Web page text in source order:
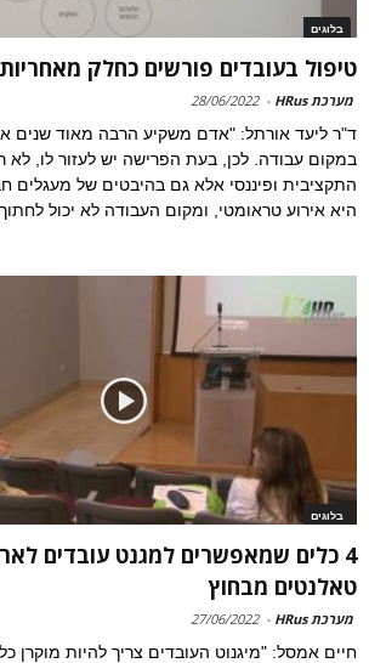
בלוגים
טיפול בעובדים פורשים כחלק
מערכת HRus -
28/06/2022
ד"ר ליעד אורתל: "אדם משקיע הרבה מאוד שנים
במקום עבודה. לכן, בעת הפרישה יש לעזור לו, לא
התקציבית ופיננסי אלא גם בהיבטים של מעגלים
היא אירוע טראומטי, ומקום העבודה לא יכול
בלוגים
4 כלים שמאפשרים למגנט עובדים
טאלנטים מבחוץ
מערכת HRus -
27/06/2022
חיים אמסל: "מיגנוט העובדים צריך להיות מוקרן